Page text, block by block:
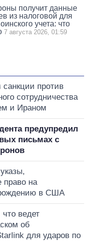
получит данные
из налоговой для
учета: что
7 августа 2026, 01:59
против
сотрудничества
и Ираном
предупредил
письмах с
право на
в США
ведет
об
для ударов по